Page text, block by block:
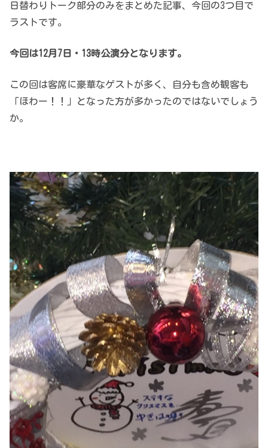
日替わりトーク部分のみをまとめた記事、今回の3つ目で
ラストです。
今回は12月7日・13時公演分となります。
この回は客席に豪華なゲストが多く、自分も含め観客も
「ほわー！！」となった方が多かったのではないでしょう
か。